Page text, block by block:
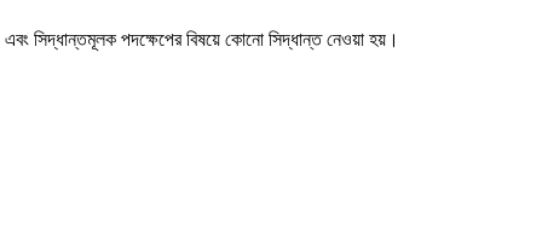
এবং সিদ্ধান্তমূলক পদক্ষেপের বিষয়ে কোনো সিদ্ধান্ত নেওয়া হয়।